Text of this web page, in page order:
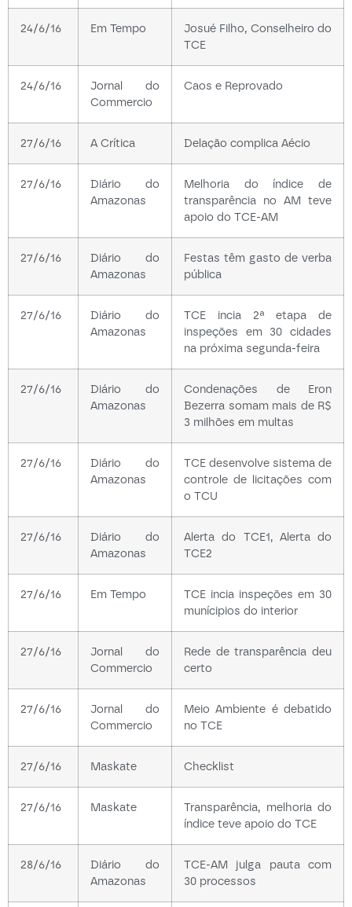
24/6/16 Em Tempo
Josué Filho, Conselheiro do
TCE
24/6/16
Jornal do
Commercio
Caos e Reprovado
27/6/16 A Crítica Delação complica Aécio
27/6/16
Diário do
Amazonas
Melhoria do índice de
transparência no AM teve
apoio do TCE-AM
27/6/16
Diário do
Amazonas
Festas têm gasto de verba
pública
27/6/16
Diário do
Amazonas
TCE incia 2ª etapa de
inspeções em 30 cidades
na próxima segunda-feira
27/6/16
Diário do
Amazonas
Condenações de Eron
Bezerra somam mais de R$
3 milhões em multas
27/6/16
Diário do
Amazonas
TCE desenvolve sistema de
controle de licitações com
o TCU
27/6/16
Diário do
Amazonas
Alerta do TCE1, Alerta do
TCE2
27/6/16 Em Tempo
TCE incia inspeções em 30
munícipios do interior
27/6/16
Jornal do
Commercio
Rede de transparência deu
certo
27/6/16
Jornal do
Commercio
Meio Ambiente é debatido
no TCE
27/6/16 Maskate Checklist
27/6/16 Maskate
Transparência, melhoria do
índice teve apoio do TCE
28/6/16
Diário do
Amazonas
TCE-AM julga pauta com
30 processos